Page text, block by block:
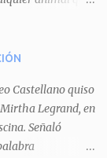
el armadillo.
deja
tres
terminan por
al verse
Castellano quiso
Legrand, en
Señaló